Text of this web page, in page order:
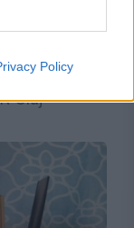
Policy
după
Se anunță
Cluj